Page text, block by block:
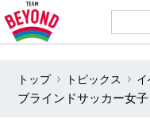
トップ トピックス
イ
ブラインドサッカー女子